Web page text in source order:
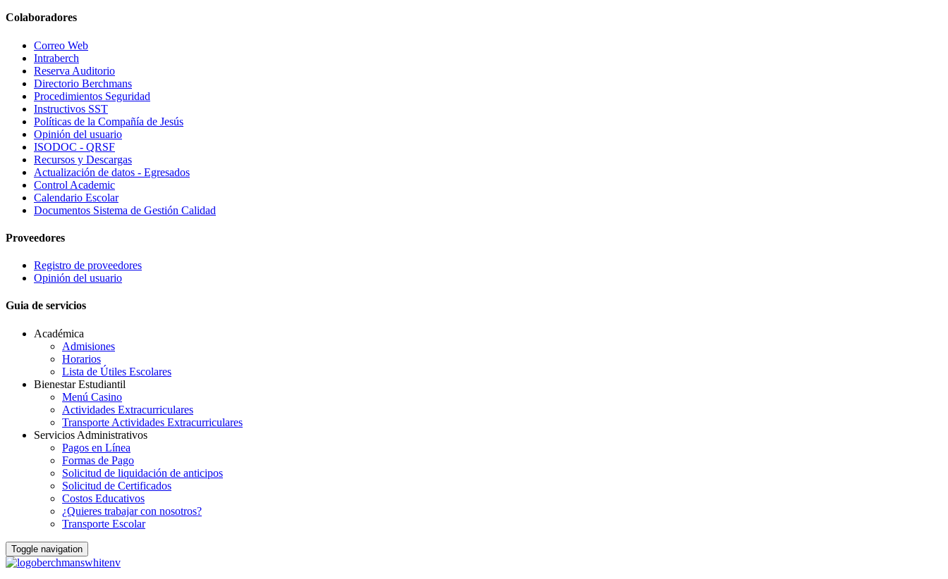
Colaboradores
Correo Web
Intraberch
Reserva Auditorio
Directorio Berchmans
Procedimientos Seguridad
Instructivos SST
Políticas de la Compañía de Jesús
Opinión del usuario
ISODOC - QRSF
Recursos y Descargas
Actualización de datos - Egresados
Control Academic
Calendario Escolar
Documentos Sistema de Gestión Calidad
Proveedores
Registro de proveedores
Opinión del usuario
Guia de servicios
Académica
Admisiones
Horarios
Lista de Útiles Escolares
Bienestar Estudiantil
Menú Casino
Actividades Extracurriculares
Transporte Actividades Extracurriculares
Servicios Administrativos
Pagos en Línea
Formas de Pago
Solicitud de liquidación de anticipos
Solicitud de Certificados
Costos Educativos
¿Quieres trabajar con nosotros?
Transporte Escolar
Toggle navigation